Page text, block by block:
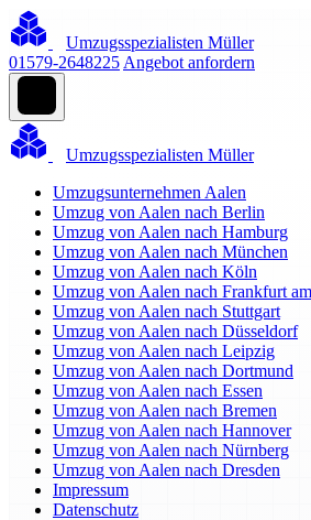
Umzugsspezialisten Müller
01579-2648225 Angebot anfordern
Umzugsspezialisten Müller
Umzugsunternehmen Aalen
Umzug von Aalen nach Berlin
Umzug von Aalen nach Hamburg
Umzug von Aalen nach München
Umzug von Aalen nach Köln
Umzug von Aalen nach Frankfurt
Umzug von Aalen nach Stuttgart
Umzug von Aalen nach Düsseldorf
Umzug von Aalen nach Leipzig
Umzug von Aalen nach Dortmund
Umzug von Aalen nach Essen
Umzug von Aalen nach Bremen
Umzug von Aalen nach Hannover
Umzug von Aalen nach Nürnberg
Umzug von Aalen nach Dresden
Impressum
Datenschutz